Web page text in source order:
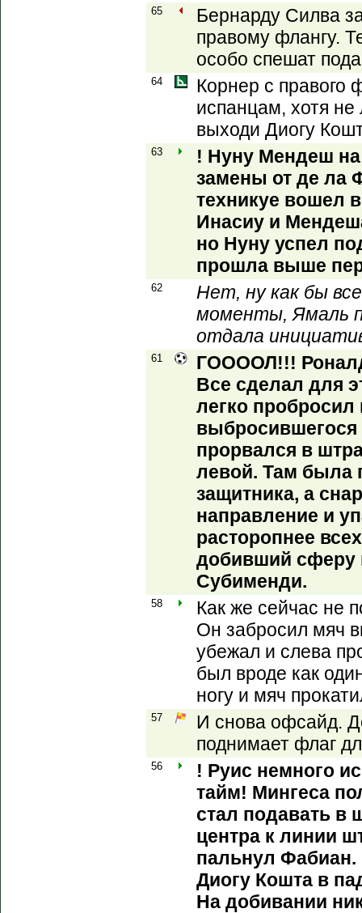
65
Бернарду Силва
правому флангу.
особо спешат
64
Корнер с правого
испанцам, хотя
выходи Диогу
63
! Нуну Мендеш на
замены от де ла
техникуе вошел
Инасиу и
но Нуну успел
прошла выше
62
Нет, ну как бы
моменты, Ямаль
отдала
61
ГООООЛ!!!
Все сделал для
легко
выбросившегося
прорвался в
левой. Там была
защитника, а
направление и
расторопнее
добивший сферу
Субименди.
58
Как же сейчас не
Он забросил мяч
убежал и слева
был вроде как
ногу и мяч
57
И снова офсайд.
поднимает флаг
56
! Руис немного
тайм! Мингеса
стал подавать в
центра к линии
пальнул
Диогу Кошта в
На добивании